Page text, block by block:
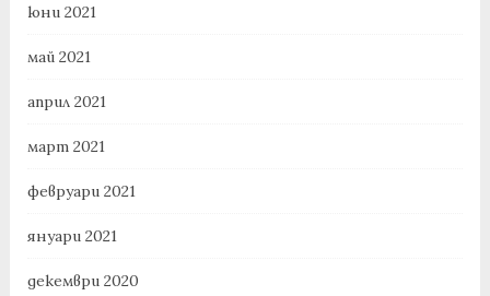
юни 2021
май 2021
април 2021
март 2021
февруари 2021
януари 2021
декември 2020